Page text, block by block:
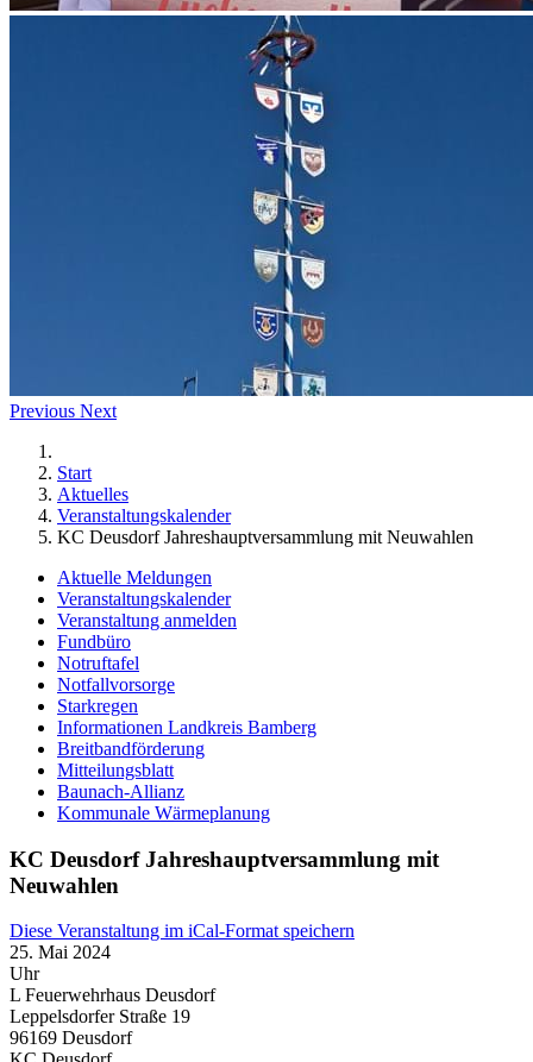
Previous Next
Start
Aktuelles
Veranstaltungskalender
KC Deusdorf Jahreshauptversammlung mit Neuwahlen
Aktuelle Meldungen
Veranstaltungskalender
Veranstaltung anmelden
Fundbüro
Notruftafel
Notfallvorsorge
Starkregen
Informationen Landkreis Bamberg
Breitbandförderung
Mitteilungsblatt
Baunach-Allianz
Kommunale Wärmeplanung
KC Deusdorf Jahreshauptversammlung mit
Neuwahlen
Diese Veranstaltung im iCal-Format speichern
25. Mai 2024
Uhr
L Feuerwehrhaus Deusdorf
Leppelsdorfer Straße 19
96169 Deusdorf